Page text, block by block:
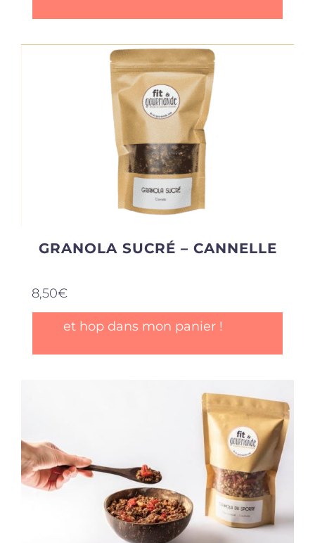
GRANOLA SUCRÉ – CANNELLE
8,50€
et hop dans mon panier !